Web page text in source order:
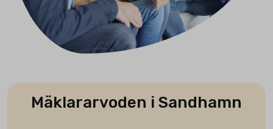
Mäklararvoden i Sandhamn